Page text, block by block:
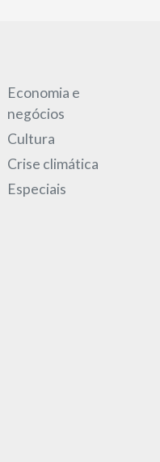
Economia e
negócios
Cultura
Crise climática
Especiais